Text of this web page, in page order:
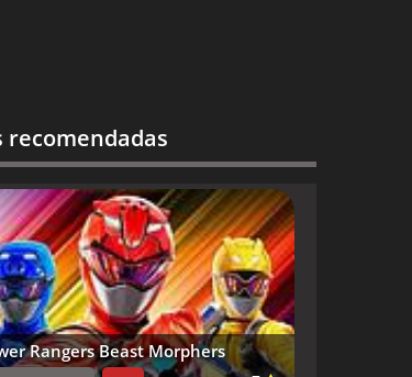
recomendadas
Rangers Beast Morphers